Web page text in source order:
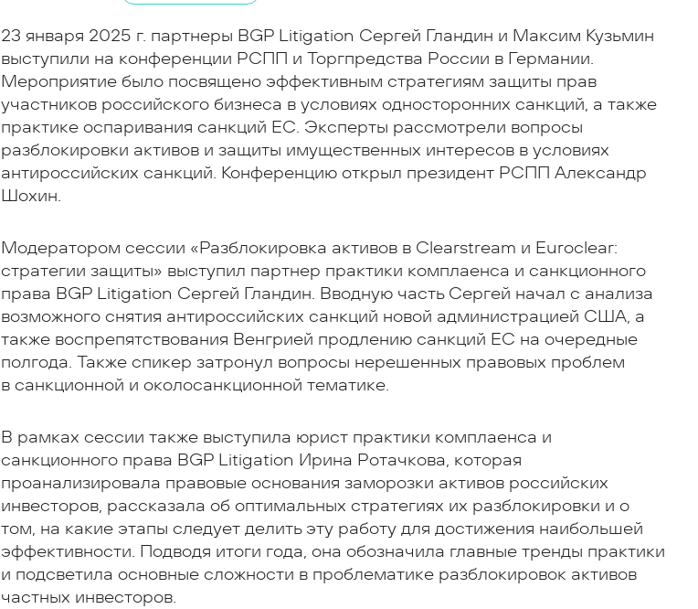
23 января 2025 г. партнеры BGP Litigation Сергей Гландин и Максим Кузьмин
выступили на конференции РСПП и Торгпредства России в Германии.
Мероприятие было посвящено эффективным стратегиям защиты прав
участников российского бизнеса в условиях односторонних санкций, а также
практике оспаривания санкций ЕС. Эксперты рассмотрели вопросы
разблокировки активов и защиты имущественных интересов в условиях
антироссийских санкций. Конференцию открыл президент РСПП Александр
Шохин.
Модератором сессии «Разблокировка активов в Clearstream и Euroclear:
стратегии защиты» выступил партнер практики комплаенса и санкционного
права BGP Litigation Сергей Гландин. Вводную часть Сергей начал с анализа
возможного снятия антироссийских санкций новой администрацией США, а
также воспрепятствования Венгрией продлению санкций ЕС на очередные
полгода. Также спикер затронул вопросы нерешенных правовых проблем
в санкционной и околосанкционной тематике.
В рамках сессии также выступила юрист практики комплаенса и
санкционного права BGP Litigation Ирина Ротачкова, которая
проанализировала правовые основания заморозки активов российских
инвесторов, рассказала об оптимальных стратегиях их разблокировки и о
том, на какие этапы следует делить эту работу для достижения наибольшей
эффективности. Подводя итоги года, она обозначила главные тренды практики
и подсветила основные сложности в проблематике разблокировок активов
частных инвесторов.